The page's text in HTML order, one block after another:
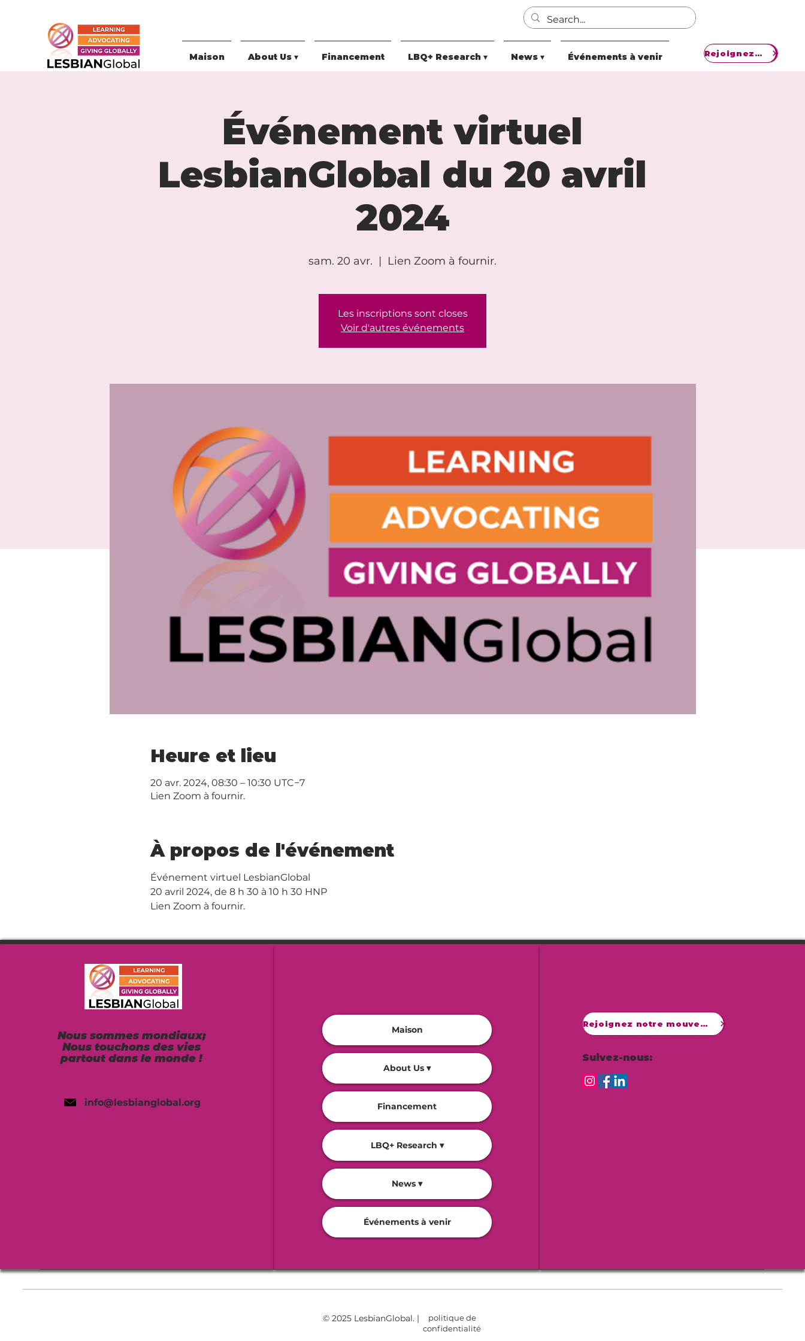
Maison About Us ▾ Financement LBQ+ Research ▾ News ▾ Événements à venir Rejoignez notre mouvement
Événement virtuel
LesbianGlobal du 20 avril
2024
sam. 20 avr.
  |
Lien Zoom à fournir.
Les inscriptions sont closes
Voir d'autres événements
Heure et lieu
20 avr. 2024, 08:30 – 10:30 UTC−7
Lien Zoom à fournir.
À propos de l'événement
Événement virtuel LesbianGlobal
20 avril 2024, de 8 h 30 à 10 h 30 HNP
Lien Zoom à fournir.
Nous sommes mondiaux;
Nous touchons des vies
partout dans le monde !
info@lesbianglobal.org
Maison
About Us ▾
Financement
LBQ+ Research ▾
News ▾
Événements à venir
Rejoignez notre mouvement
Suivez-nous:
© 2025 LesbianGlobal. |
politique de
confidentialité